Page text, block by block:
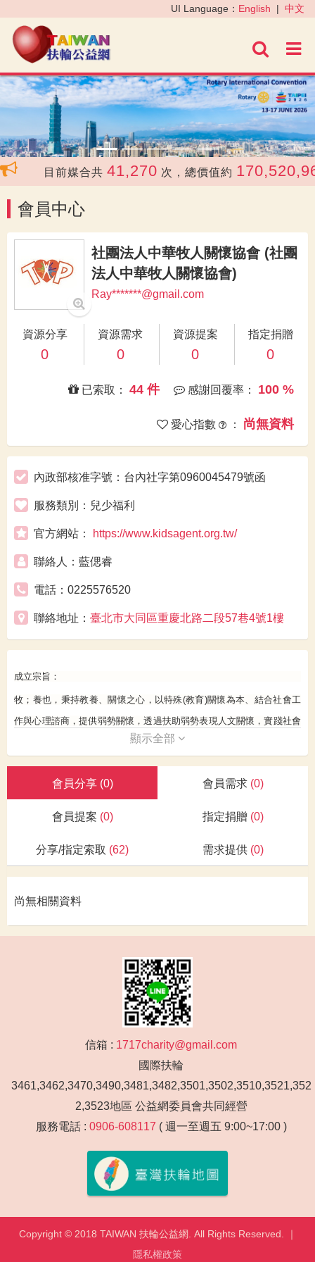
進階
UI Language： English | 中文
‹ ›
目前媒合共 41,270 次，總價值約
會員中心
社團法人中華牧人關懷協會 (社團
法人中華牧人關懷協會)
Ray*******@gmail.com
資源分享
0
資源需求
0
資源提案
0
指定捐贈
0
感謝回覆率： 100 %
已索取： 44 件
愛心指數 ： 尚無資料
內政部核准字號：台內社字第0960045479號函
服務類別：兒少福利
官方網站： https://www.kidsagent.org.tw/
聯絡人：藍偲睿
電話：0225576520
聯絡地址： 臺北市大同區重慶北路二段57巷4號1樓
成立宗旨：
牧；養也，秉持教養、關懷之心，以特殊(教育)關懷為本、結合社會工
作與心理諮商，提供弱勢關懷，透過扶助弱勢表現人文關懷，實踐社會
服務理念：
視為重要服務對象，希望每一兒童的生理、心理與社會等在成長階段的
起始就能充分的發展，並透過受教育的過程以增加個人的資本積累，透
而減少家庭貧窮與貧窮循環。
服務方案：
以「教育投資模式」辦理經濟弱勢家庭自立脫貧方案／牧人學堂
辦理弱勢家庭與特殊教育需求兒童家長親職教育講座。
配合政府各項政策，舉辦各類型活動。
辦理各項志工研習，培養志工人才。
定期舉辦相關講座、研習訓練。
協助各級學校辦理各類型活動。
顯示全部
會員分享 (0) 會員需求 (0)
會員提案 (0) 指定捐贈 (0)
分享/指定索取 (62) 需求提供 (0)
尚無相關資料
信箱 : 1717charity@gmail.com
國際扶輪
3461,3462,3470,3490,3481,3482,3501,3502,3510,3521,352
2,3523地區 公益網委員會共同經營
服務電話 : 0906-608117 ( 週一至週五 9:00~17:00 )
Copyright © 2018 TAIWAN 扶輪公益網. All Rights Reserved. ｜
隱私權政策